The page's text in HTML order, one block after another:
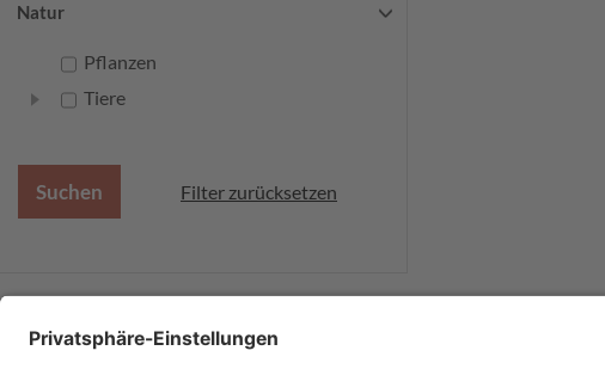
Natur
Pflanzen
Tiere
Filter zurücksetzen